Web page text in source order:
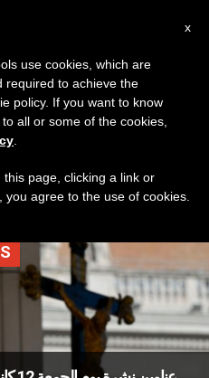
‘موزمبيق’
x
use cookies, which are
required to achieve the
policy. If you want to know
all or some of the cookies,
page, clicking a link or
agree to the use of cookies.